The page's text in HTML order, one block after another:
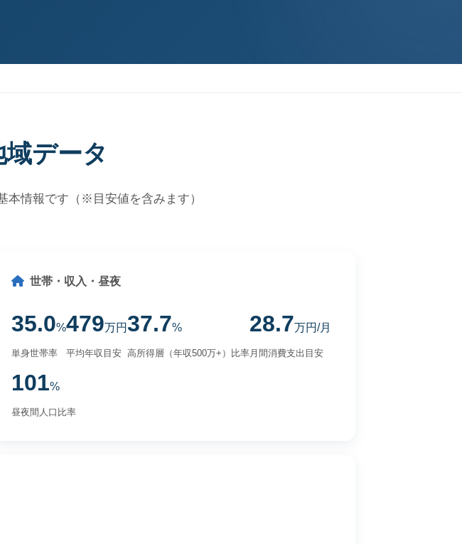
データ
本情報です（※目安値を含みます）
世帯・収入・昼夜
35.0%
単身世帯率
479万円
平均年収目安
37.7%
高所得層（年収500万+）比率
28.7万円/月
月間消費支出目安
101%
昼夜間人口比率